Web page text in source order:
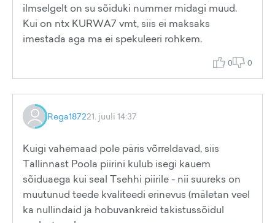
ilmselgelt on su sõiduki nummer midagi muud.
Kui on ntx KURWA7 vmt, siis ei maksaks
imestada aga ma ei spekuleeri rohkem.
0 0
Rega187221. juuli 14:37
Kuigi vahemaad pole päris võrreldavad, siis
Tallinnast Poola piirini kulub isegi kauem
sõiduaega kui seal Tsehhi piirile - nii suureks on
muutunud teede kvaliteedi erinevus (mäletan veel
ka nullindaid ja hobuvankreid takistussõidul